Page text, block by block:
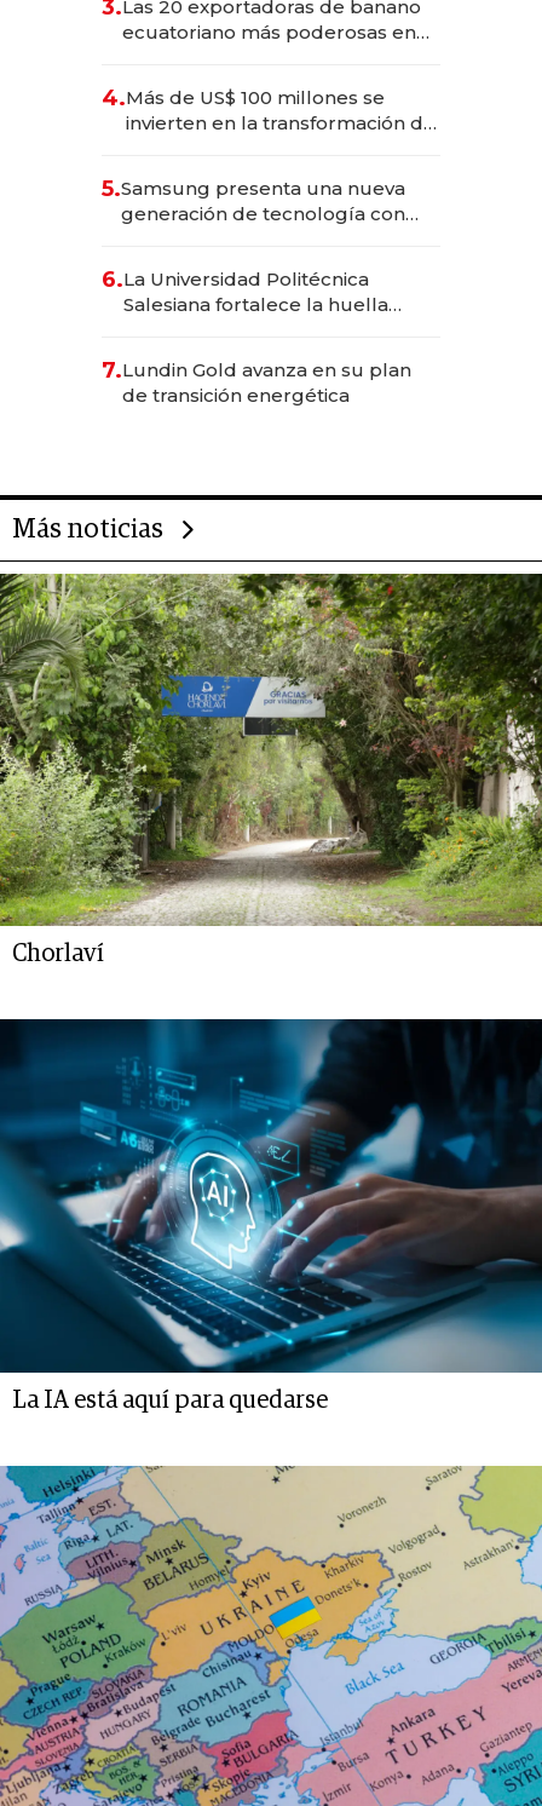
3.Las 20 exportadoras de banano
ecuatoriano más poderosas en
4.Más de US$ 100 millones se
invierten en la transformación de
5.Samsung presenta una nueva
generación de tecnología con
6.La Universidad Politécnica
Salesiana fortalece la huella
7.Lundin Gold avanza en su plan
de transición energética
Más noticias
Chorlaví
La IA está aquí para quedarse